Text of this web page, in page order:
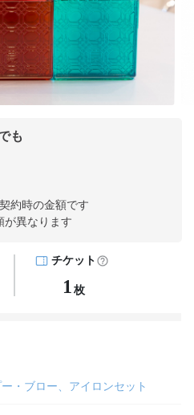
も
約時の金額です
異なります
チケット
1 枚
・ブロー、アイロンセット